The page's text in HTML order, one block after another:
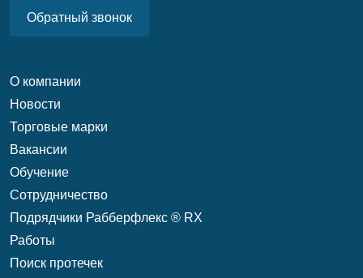
Обратный звонок
О компании
Новости
Торговые марки
Вакансии
Обучение
Сотрудничество
Подрядчики Рабберфлекс ® RX
Работы
Поиск протечек